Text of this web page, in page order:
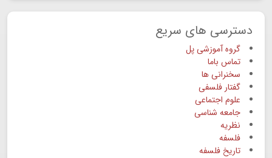
دسترسی های سریع
گروه آموزشی پل
تماس باما
سخنرانی ها
گفتار فلسفی
علوم اجتماعی
جامعه شناسی
نظریه
فلسفه
تاریخ فلسفه